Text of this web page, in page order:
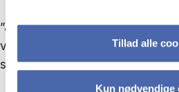
Tillad alle
Kun nødvendige
”Jeg forsøger egentlig nok
version af mig selv hver dag.
selv har det bedst og er mest